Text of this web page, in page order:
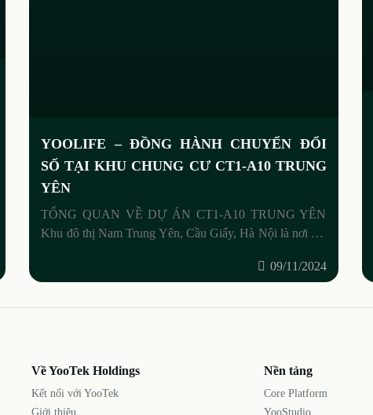
YOOLIFE – ĐỒNG HÀNH CHUYỂN ĐỔI
SỐ TẠI KHU CHUNG CƯ CT1-A10 TRUNG
YÊN
TỔNG QUAN VỀ DỰ ÁN CT1-A10 TRUNG YÊN
Khu đô thị Nam Trung Yên, Cầu Giấy, Hà Nội là nơi tọa
09/11/2024
Về YooTek Holdings
Kết nối với YooTek
Giới thiệu
Nền tảng
Core Platform
YooStudio